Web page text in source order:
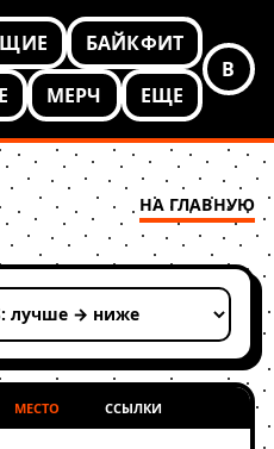
БАЙКФИТ
МЕРЧ ЕЩЕ
В
НА ГЛАВНУЮ
МЕСТО ССЫЛКИ